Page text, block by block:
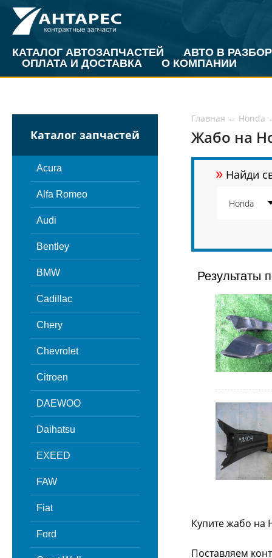
КАТАЛОГ АВТОЗАПЧАСТЕЙ
АВТО В РАЗБОР
ОПЛАТА И ДОСТАВКА
О КОМПАНИИ
Каталог запчастей
Acura
Alfa Romeo
Audi
Bentley
BMW
Cadillac
Chery
Chevrolet
Citroen
DAEWOO
Daihatsu
EXEED
FAW
Fiat
Ford
Главная ← Honda
Жабо на
» Найди
Результаты
Купите жабо на
Поставляем